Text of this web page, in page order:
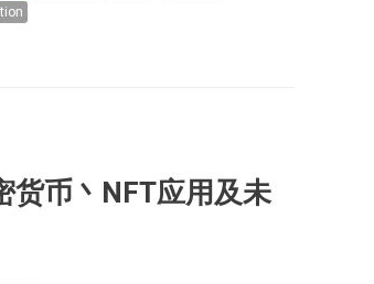
货币丶NFT应用及未